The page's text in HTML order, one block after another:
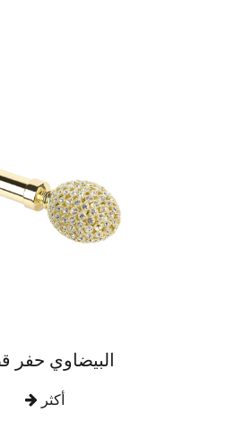
أكثر